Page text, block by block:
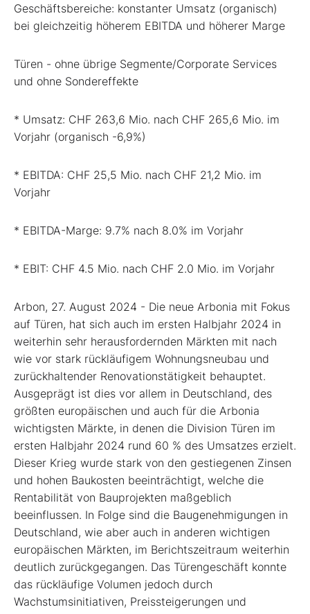
Geschäftsbereiche: konstanter Umsatz (organisch)
bei gleichzeitig höherem EBITDA und höherer Marge
Türen - ohne übrige Segmente/Corporate Services
und ohne Sondereffekte
* Umsatz: CHF 263,6 Mio. nach CHF 265,6 Mio. im
Vorjahr (organisch -6,9%)
* EBITDA: CHF 25,5 Mio. nach CHF 21,2 Mio. im
Vorjahr
* EBITDA-Marge: 9.7% nach 8.0% im Vorjahr
* EBIT: CHF 4.5 Mio. nach CHF 2.0 Mio. im Vorjahr
Arbon, 27. August 2024 - Die neue Arbonia mit Fokus
auf Türen, hat sich auch im ersten Halbjahr 2024 in
weiterhin sehr herausfordernden Märkten mit nach
wie vor stark rückläufigem Wohnungsneubau und
zurückhaltender Renovationstätigkeit behauptet.
Ausgeprägt ist dies vor allem in Deutschland, des
größten europäischen und auch für die Arbonia
wichtigsten Märkte, in denen die Division Türen im
ersten Halbjahr 2024 rund 60 % des Umsatzes erzielt.
Dieser Krieg wurde stark von den gestiegenen Zinsen
und hohen Baukosten beeinträchtigt, welche die
Rentabilität von Bauprojekten maßgeblich
beeinflussen. In Folge sind die Baugenehmigungen in
Deutschland, wie aber auch in anderen wichtigen
europäischen Märkten, im Berichtszeitraum weiterhin
deutlich zurückgegangen. Das Türengeschäft konnte
das rückläufige Volumen jedoch durch
Wachstumsinitiativen, Preissteigerungen und